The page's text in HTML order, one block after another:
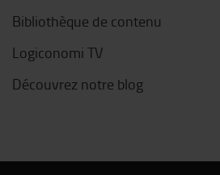
Bibliothèque de contenu
Logiconomi TV
Découvrez notre blog